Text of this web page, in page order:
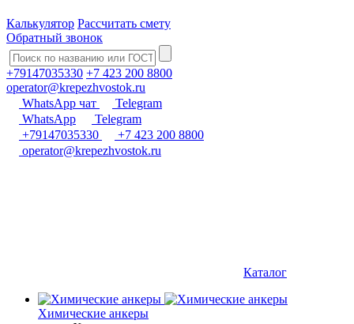
Калькулятор Рассчитать смету
Обратный звонок
+79147035330 +7 423 200 8800
operator@krepezhvostok.ru
WhatsApp чат
Telegram
WhatsApp
Telegram
+79147035330
+7 423 200 8800
operator@krepezhvostok.ru
Каталог
Химические анкеры